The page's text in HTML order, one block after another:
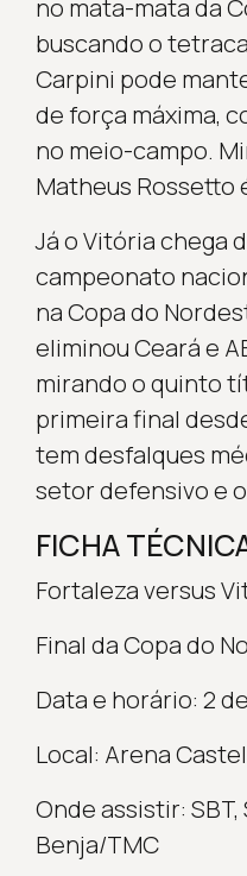
no mata-mata da
buscando o
Carpini pode
de força máxima,
no meio-campo.
Matheus Rossetto
Já o Vitória chega
campeonato
na Copa do
eliminou Ceará e
mirando o quinto
primeira final
tem desfalques
setor defensivo e
FICHA
Fortaleza versus
Final da Copa do
Data e horário: 2
Local: Arena
Onde assistir:
Benja/TMC